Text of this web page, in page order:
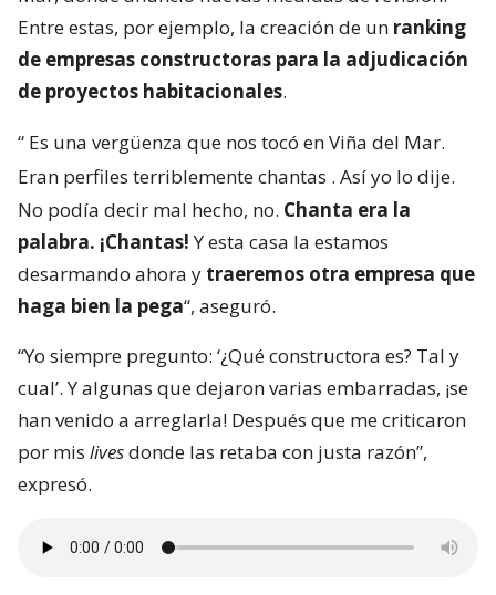
Entre estas, por ejemplo, la creación de un ranking
de empresas constructoras para la adjudicación
de proyectos habitacionales.
“ Es una vergüenza que nos tocó en Viña del Mar.
Eran perfiles terriblemente chantas . Así yo lo dije.
No podía decir mal hecho, no. Chanta era la
palabra. ¡Chantas!Y esta casa la estamos
desarmando ahora y traeremos otra empresa que
haga bien la pega“, aseguró.
“Yo siempre pregunto: ‘¿Qué constructora es? Tal y
cual’. Y algunas que dejaron varias embarradas, ¡se
han venido a arreglarla! Después que me criticaron
por mis livesdonde las retaba con justa razón”,
expresó.